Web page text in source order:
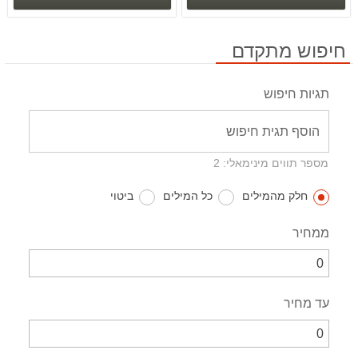
חיפוש מתקדם
תגיות חיפוש
מספר תווים מינימאלי: 2
חלק מהמילים כל המילים ביטוי
ממחיר
עד מחיר